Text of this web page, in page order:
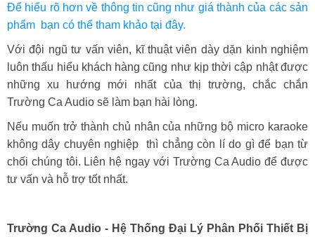
Để hiểu rõ hơn về thông tin cũng như giá thành của các sản
phẩm bạn có thể tham khảo tại đây.
Với đội ngũ tư vấn viên, kĩ thuật viên dày dặn kinh nghiệm
luôn thấu hiểu khách hàng cũng như kịp thời cập nhật được
những xu hướng mới nhất của thị trường, chắc chắn
Trường Ca Audio sẽ làm bạn hài lòng.
Nếu muốn trở thành chủ nhân của những bộ micro karaoke
không dây chuyên nghiệp thì chẳng còn lí do gì để bạn từ
chối chúng tôi. Liên hệ ngay với Trường Ca Audio để được
tư vấn và hỗ trợ tốt nhất.
Trường Ca Audio - Hệ Thống Đại Lý Phân Phối Thiết Bị